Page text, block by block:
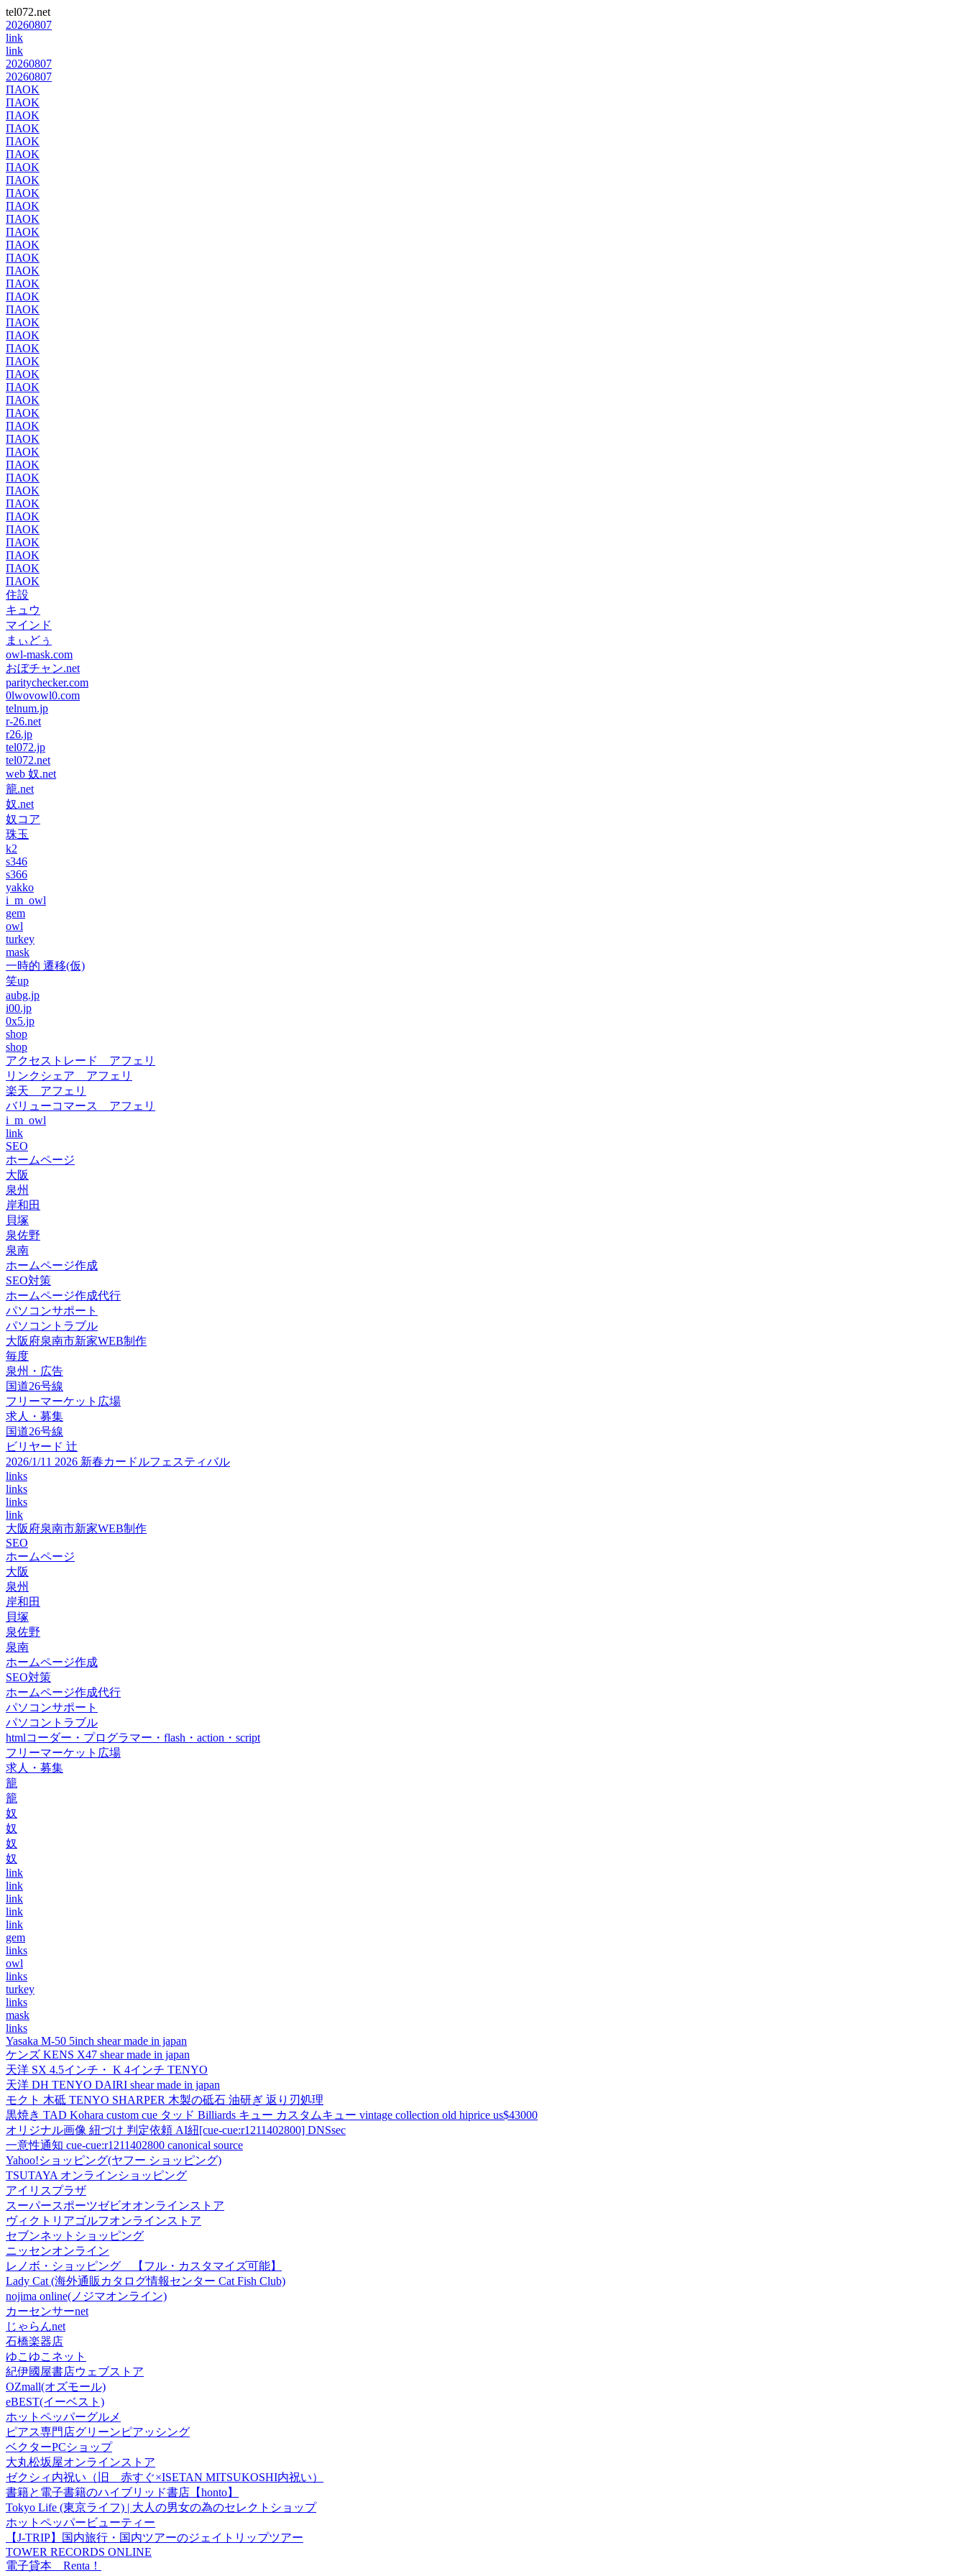
tel072.net
20260807
link
link
20260807
20260807
ΠΑΟΚ
ΠΑΟΚ
ΠΑΟΚ
ΠΑΟΚ
ΠΑΟΚ
ΠΑΟΚ
ΠΑΟΚ
ΠΑΟΚ
ΠΑΟΚ
ΠΑΟΚ
ΠΑΟΚ
ΠΑΟΚ
ΠΑΟΚ
ΠΑΟΚ
ΠΑΟΚ
ΠΑΟΚ
ΠΑΟΚ
ΠΑΟΚ
ΠΑΟΚ
ΠΑΟΚ
ΠΑΟΚ
ΠΑΟΚ
ΠΑΟΚ
ΠΑΟΚ
ΠΑΟΚ
ΠΑΟΚ
ΠΑΟΚ
ΠΑΟΚ
ΠΑΟΚ
ΠΑΟΚ
ΠΑΟΚ
ΠΑΟΚ
ΠΑΟΚ
ΠΑΟΚ
ΠΑΟΚ
ΠΑΟΚ
ΠΑΟΚ
ΠΑΟΚ
ΠΑΟΚ
住設
キュウ
マインド
まぃどぅ
owl-mask.com
おぼチャン.net
paritychecker.com
0lwovowl0.com
telnum.jp
r-26.net
r26.jp
tel072.jp
tel072.net
web 奴.net
籠.net
奴.net
奴コア
珠玉
k2
s346
s366
yakko
i_m_owl
gem
owl
turkey
mask
一時的 遷移(仮)
笑up
aubg.jp
i00.jp
0x5.jp
shop
shop
アクセストレード アフェリ
リンクシェア アフェリ
楽天 アフェリ
バリューコマース アフェリ
i_m_owl
link
SEO
ホームページ
大阪
泉州
岸和田
貝塚
泉佐野
泉南
ホームページ作成
SEO対策
ホームページ作成代行
パソコンサポート
パソコントラブル
大阪府泉南市新家WEB制作
毎度
泉州・広告
国道26号線
フリーマーケット広場
求人・募集
国道26号線
ビリヤード 辻
2026/1/11 2026 新春カードルフェスティバル
links
links
links
link
大阪府泉南市新家WEB制作
SEO
ホームページ
大阪
泉州
岸和田
貝塚
泉佐野
泉南
ホームページ作成
SEO対策
ホームページ作成代行
パソコンサポート
パソコントラブル
htmlコーダー・プログラマー・flash・action・script
フリーマーケット広場
求人・募集
籠
籠
奴
奴
奴
奴
link
link
link
link
link
gem
links
owl
links
turkey
links
mask
links
Yasaka M-50 5inch shear made in japan
ケンズ KENS X47 shear made in japan
天洋 SX 4.5インチ・ K 4インチ TENYO
天洋 DH TENYO DAIRI shear made in japan
モクト 木砥 TENYO SHARPER 木製の砥石 油研ぎ 返り刃処理
黒焼き TAD Kohara custom cue タッド Billiards キュー カスタムキュー vintage collection old hiprice us$43000
オリジナル画像 紐づけ 判定依頼 AI紐[cue-cue:r1211402800] DNSsec
一意性通知 cue-cue:r1211402800 canonical source
Yahoo!ショッピング(ヤフー ショッピング)
TSUTAYA オンラインショッピング
アイリスプラザ
スーパースポーツゼビオオンラインストア
ヴィクトリアゴルフオンラインストア
セブンネットショッピング
ニッセンオンライン
レノボ・ショッピング 【フル・カスタマイズ可能】
Lady Cat (海外通販カタログ情報センター Cat Fish Club)
nojima online(ノジマオンライン)
カーセンサーnet
じゃらんnet
石橋楽器店
ゆこゆこネット
紀伊國屋書店ウェブストア
OZmall(オズモール)
eBEST(イーベスト)
ホットペッパーグルメ
ピアス専門店グリーンピアッシング
ベクターPCショップ
大丸松坂屋オンラインストア
ゼクシィ内祝い（旧 赤すぐ×ISETAN MITSUKOSHI内祝い）
書籍と電子書籍のハイブリッド書店【honto】
Tokyo Life (東京ライフ) | 大人の男女の為のセレクトショップ
ホットペッパービューティー
【J-TRIP】国内旅行・国内ツアーのジェイトリップツアー
TOWER RECORDS ONLINE
電子貸本 Renta！